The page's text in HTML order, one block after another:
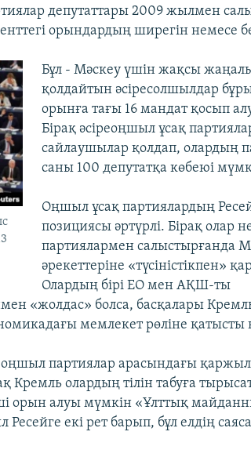
депутаттары 2009 жылмен
орындардың ширегін немесе
Бұл - Мәскеу үшін жақсы
қолдайтын әсіресолшылдар
орынға тағы 16 мандат қосып
Бірақ әсіреоңшыл ұсақ
сайлаушылар қолдап, олардың
саны 100 депутатқа көбеюі
Оңшыл ұсақ партиялардың
позициясы әртүрлі. Бірақ олар
партиялармен салыстырғанда
әрекеттеріне «түсіністікпен»
Олардың бірі ЕО мен АҚШ-ты
«жолдас» болса, басқалары
мемлекет рөліне қатысты
партиялар арасындағы
Кремль олардың тілін табуға
орын алуы мүмкін «Ұлттық
екі рет барып, бұл елдің